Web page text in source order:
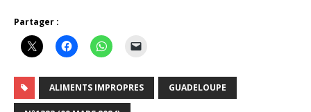
Partager :
ALIMENTS IMPROPRES GUADELOUPE